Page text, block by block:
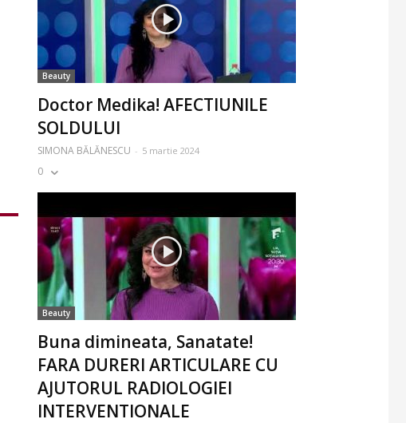
Beauty
Doctor Medika! AFECTIUNILE
SOLDULUI
SIMONA BĂLĂNESCU - 5 martie 2024
0
Beauty
Buna dimineata, Sanatate!
FARA DURERI ARTICULARE CU
AJUTORUL RADIOLOGIEI
INTERVENTIONALE